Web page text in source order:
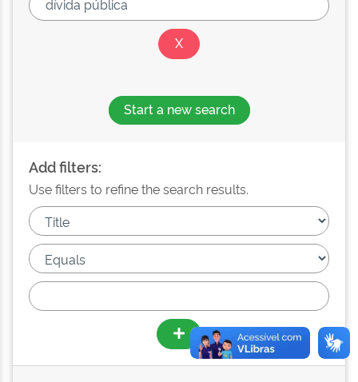
Start a new search
Add filters:
Use filters to refine the search results.